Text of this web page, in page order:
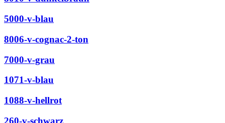
5000-v-blau
8006-v-cognac-2-ton
7000-v-grau
1071-v-blau
1088-v-hellrot
260-v-schwarz